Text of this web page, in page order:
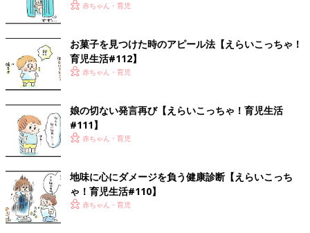
赤ちゃん・育児
お菓子を見つけた時のアピール法【えらいこっちゃ！
育児生活#112】
赤ちゃん・育児
娘の切ない発言再び【えらいこっちゃ！育児生活
#111】
赤ちゃん・育児
地味に心にダメージを負う健康診断【えらいこっち
ゃ！育児生活#110】
赤ちゃん・育児